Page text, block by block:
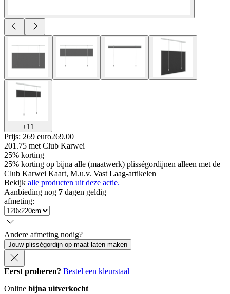
+11
Prijs: 269 euro269.00
201.75 met Club Karwei
25% korting
25% korting op bijna alle (maatwerk) plisségordijnen alleen met de
Club Karwei Kaart, M.u.v. Vast Laag-artikelen
Bekijk alle producten uit deze actie.
Aanbieding nog 7 dagen geldig
afmeting:
Andere afmeting nodig?
Jouw plisségordijn op maat laten maken
Eerst proberen? Bestel een kleurstaal
Online bijna uitverkocht